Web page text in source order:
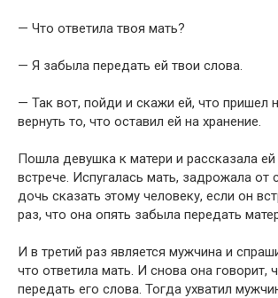
— Что ответила твоя мать?
— Я забыла передать ей твои слова.
— Так вот, пойди и скажи ей, что пришел
вернуть то, что оставил ей на хранение.
Пошла девушка к матери и рассказала
встрече. Испугалась мать, задрожала от
дочь сказать этому человеку, если он
раз, что она опять забыла передать
И в третий раз является мужчина и
что ответила мать. И снова она говорит,
передать его слова. Тогда ухватил